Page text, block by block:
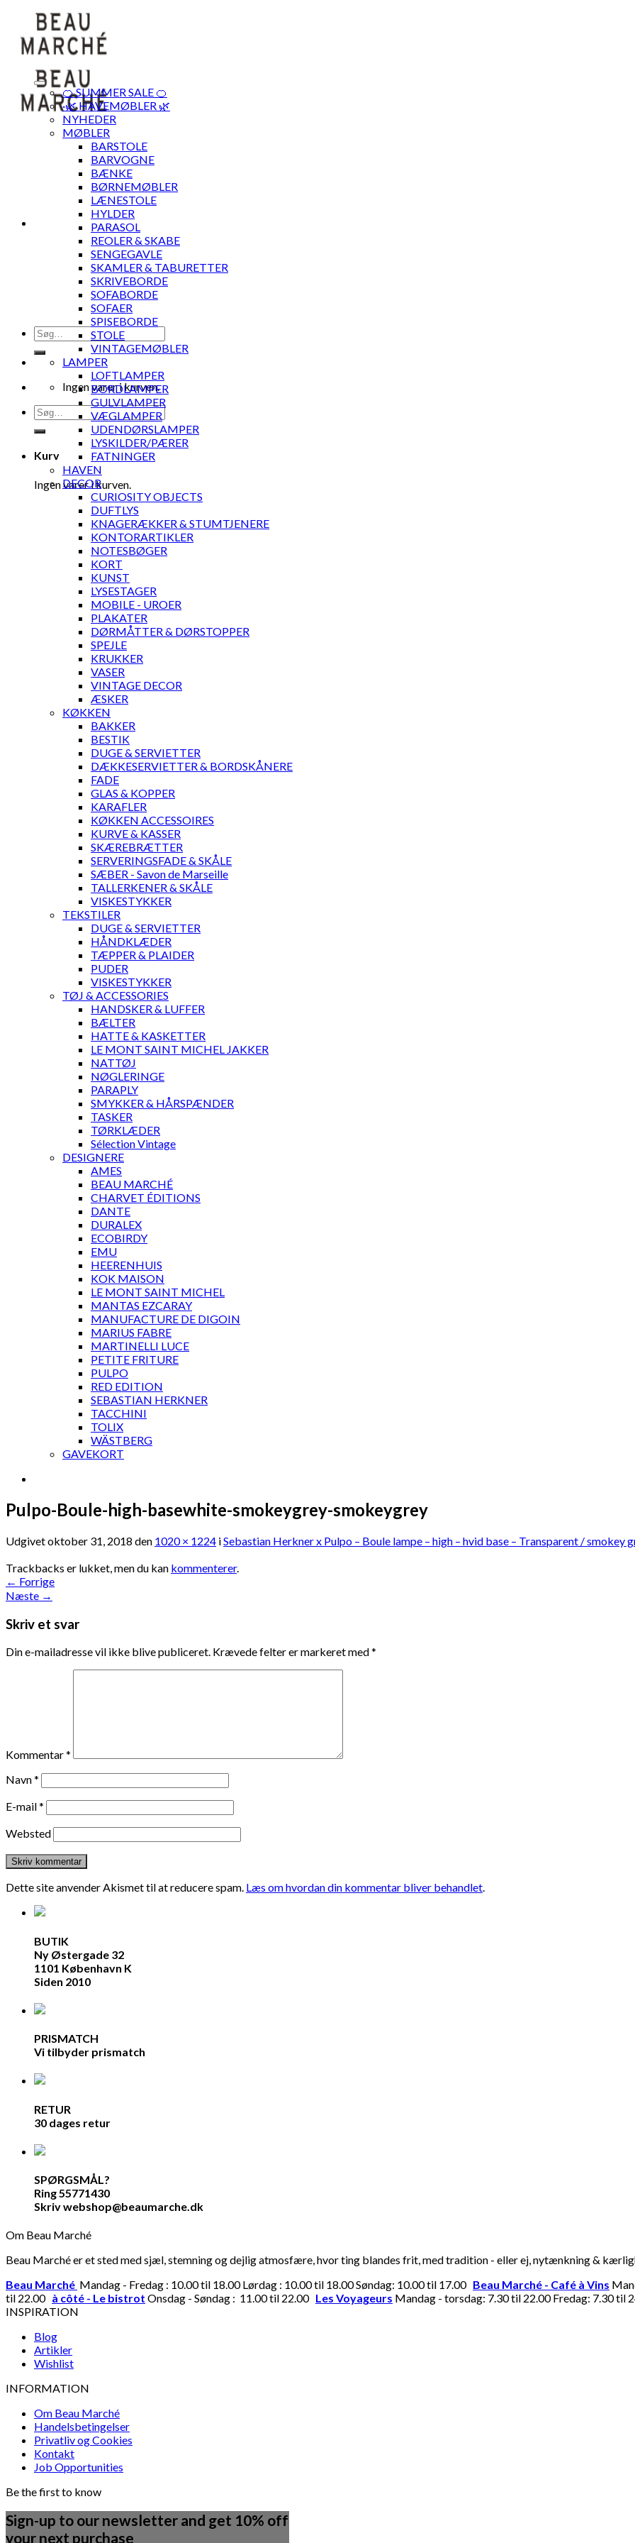
content
Søg
efter:
Ingen varer i kurven.
Søg
efter:
Kurv
Ingen varer i kurven.
🍊 SUMMER SALE 🍊
·🌿 HAVEMØBLER 🌿
NYHEDER
MØBLER
BARSTOLE
BARVOGNE
BÆNKE
BØRNEMØBLER
LÆNESTOLE
HYLDER
PARASOL
REOLER & SKABE
SENGEGAVLE
SKAMLER & TABURETTER
SKRIVEBORDE
SOFABORDE
SOFAER
SPISEBORDE
STOLE
VINTAGEMØBLER
LAMPER
LOFTLAMPER
BORDLAMPER
GULVLAMPER
VÆGLAMPER
UDENDØRSLAMPER
LYSKILDER/PÆRER
FATNINGER
HAVEN
DECOR
CURIOSITY OBJECTS
DUFTLYS
KNAGERÆKKER & STUMTJENERE
KONTORARTIKLER
NOTESBØGER
KORT
KUNST
LYSESTAGER
MOBILE - UROER
PLAKATER
DØRMÅTTER & DØRSTOPPER
SPEJLE
KRUKKER
VASER
VINTAGE DECOR
ÆSKER
KØKKEN
BAKKER
BESTIK
DUGE & SERVIETTER
DÆKKESERVIETTER & BORDSKÅNERE
FADE
GLAS & KOPPER
KARAFLER
KØKKEN ACCESSOIRES
KURVE & KASSER
SKÆREBRÆTTER
SERVERINGSFADE & SKÅLE
SÆBER - Savon de Marseille
TALLERKENER & SKÅLE
VISKESTYKKER
TEKSTILER
DUGE & SERVIETTER
HÅNDKLÆDER
TÆPPER & PLAIDER
PUDER
VISKESTYKKER
TØJ & ACCESSORIES
HANDSKER & LUFFER
BÆLTER
HATTE & KASKETTER
LE MONT SAINT MICHEL JAKKER
NATTØJ
NØGLERINGE
PARAPLY
SMYKKER & HÅRSPÆNDER
TASKER
TØRKLÆDER
Sélection Vintage
DESIGNERE
AMES
BEAU MARCHÉ
CHARVET ÉDITIONS
DANTE
DURALEX
ECOBIRDY
EMU
HEERENHUIS
KOK MAISON
LE MONT SAINT MICHEL
MANTAS EZCARAY
MANUFACTURE DE DIGOIN
MARIUS FABRE
MARTINELLI LUCE
PETITE FRITURE
PULPO
RED EDITION
SEBASTIAN HERKNER
TACCHINI
TOLIX
WÄSTBERG
GAVEKORT
Pulpo-Boule-high-basewhite-smokeygrey-smokeygrey
Udgivetoktober 31, 2018 den 1020 × 1224 iSebastian Herkner x Pulpo – Boule lampe – high – hvid base – Transparent / smokey
Trackbacks er lukket, men du kan kommenterer.
← Forrige
Næste →
Skriv et svar
Din e-mailadresse vil ikke blive publiceret. Krævede felter er markeret med*
Kommentar*
Navn*
E-mail*
Websted
Dette site anvender Akismet til at reducere spam. Læs om hvordan din kommentar bliver behandlet.
BUTIK
Ny Østergade 32
1101 København K
Siden 2010
PRISMATCH
Vi tilbyder prismatch
RETUR
30 dages retur
SPØRGSMÅL?
Ring 55771430
Skriv webshop@beaumarche.dk
Om Beau Marché
Beau Marché er et sted med sjæl, stemning og dejlig atmosfære, hvor ting blandes frit, med tradition - eller ej, nytænkning &
Beau Marché Mandag - Fredag : 10.00 til 18.00 Lørdag : 10.00 til 18.00 Søndag: 10.00 til 17.00 Beau Marché - Café à Vins
til 22.00 à côté - Le bistrot Onsdag - Søndag : 11.00 til 22.00 Les Voyageurs Mandag - torsdag: 7.30 til 22.00 Fredag: 7.30 til
INSPIRATION
Blog
Artikler
Wishlist
INFORMATION
Om Beau Marché
Handelsbetingelser
Privatliv og Cookies
Kontakt
Job Opportunities
Be the first to know
Sign-up to our newsletter and get 10% off
your next purchase